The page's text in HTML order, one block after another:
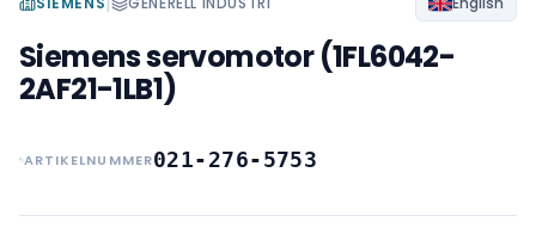
Siemens servomotor (1FL6042-
2AF21-1LB1)
ARTIKELNUMMER021-276-5753